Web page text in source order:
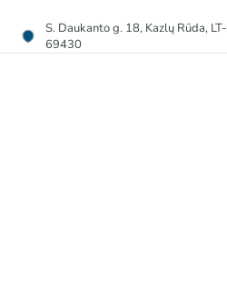
S. Daukanto g. 18, Kazlų Rūda, LT-
69430